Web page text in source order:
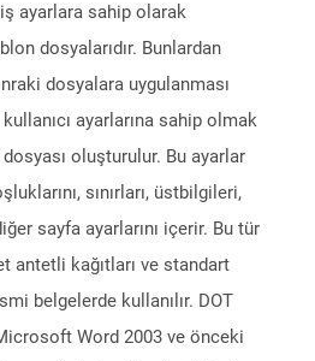
ayarlara sahip olarak
dosyalarıdır. Bunlardan
dosyalara uygulanması
ayarlarına sahip olmak
oluşturulur. Bu ayarlar
sınırları, üstbilgileri,
sayfa ayarlarını içerir. Bu tür
antetli kağıtları ve standart
belgelerde kullanılır. DOT
Word 2003 ve önceki